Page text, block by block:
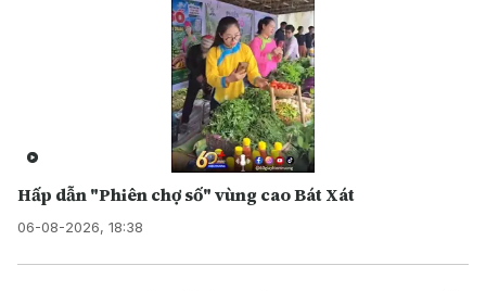
Hấp dẫn "Phiên chợ số" vùng cao Bát Xát
06-08-2026, 18:38